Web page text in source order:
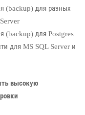
(backup) для разных
(backup) для Postgres
для MS SQL Server и
высокую